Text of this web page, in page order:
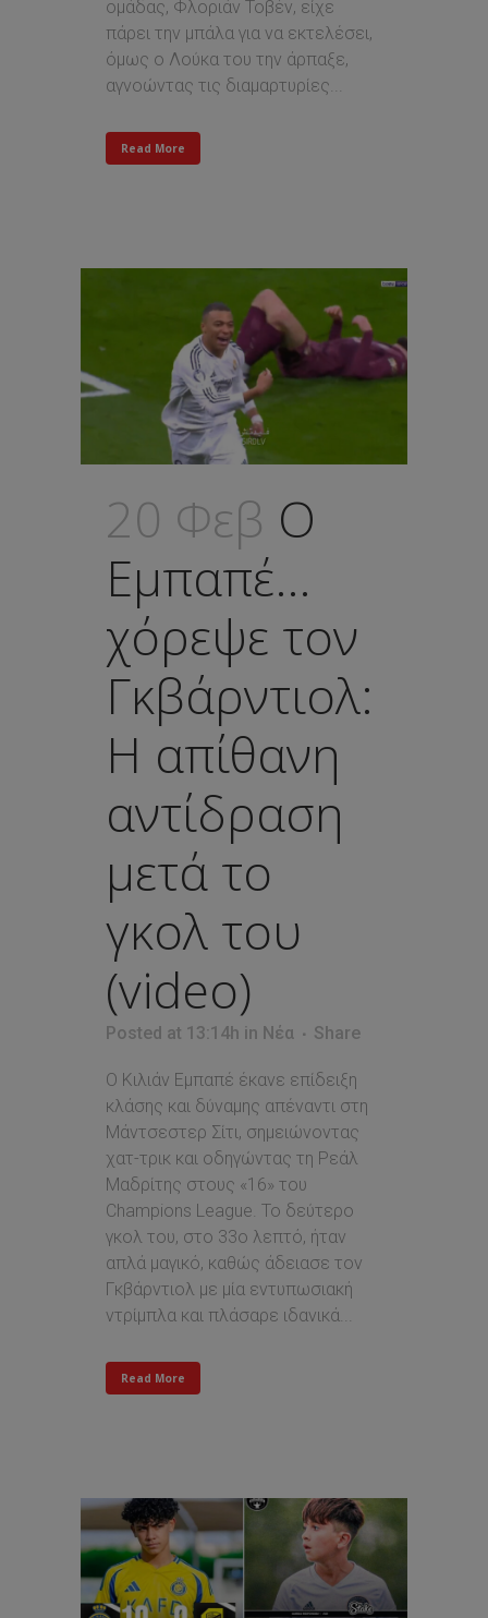
ομάδας, Φλοριάν Τοβέν, είχε
πάρει την μπάλα για να εκτελέσει,
όμως ο Λούκα του την άρπαξε,
αγνοώντας τις διαμαρτυρίες...
Read More
20 Φεβ Ο
Εμπαπέ…
χόρεψε τον
Γκβάρντιολ:
Η απίθανη
αντίδραση
μετά το
γκολ του
(video)
Posted at 13:14h in Νέα Share
Ο Κιλιάν Εμπαπέ έκανε επίδειξη
κλάσης και δύναμης απέναντι στη
Μάντσεστερ Σίτι, σημειώνοντας
χατ-τρικ και οδηγώντας τη Ρεάλ
Μαδρίτης στους «16» του
Champions League. Το δεύτερο
γκολ του, στο 33ο λεπτό, ήταν
απλά μαγικό, καθώς άδειασε τον
Γκβάρντιολ με μία εντυπωσιακή
ντρίμπλα και πλάσαρε ιδανικά...
Read More